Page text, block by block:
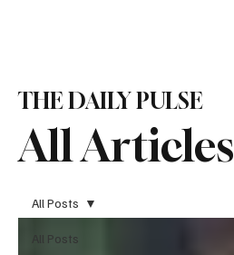
All Articles
THE DAILY PULSE
All Posts
All Posts